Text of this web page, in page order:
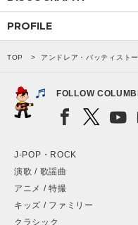
お問い合わせ
PROFILE
TOP アンドレア・バッティスト
FOLLOW
J-POP・ROCK
演歌 / 歌謡曲
アニメ / 特撮
キッズ / ファミリー
クラシック